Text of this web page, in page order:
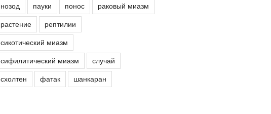
нозод
пауки понос
раковый миазм
растение
рептилии
сикотический миазм
сифилитический миазм
случай
схолтен
фатак шанкаран